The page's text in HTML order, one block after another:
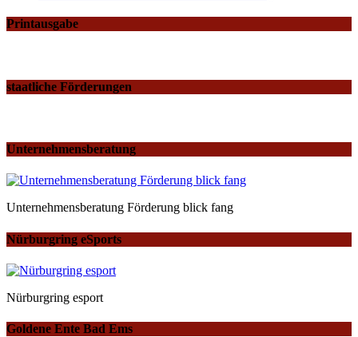
Printausgabe
staatliche Förderungen
Unternehmensberatung
Unternehmensberatung Förderung blick fang
Nürburgring eSports
Nürburgring esport
Goldene Ente Bad Ems